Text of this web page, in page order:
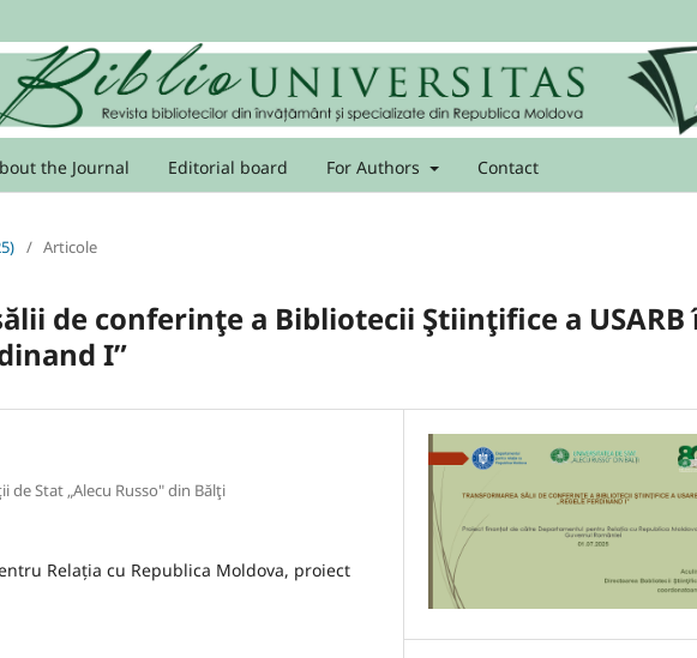
the Journal Editorial board For Authors Contact
/ Articole
de conferinţe a Bibliotecii Ştiinţifice a USARB
I”
Stat „Alecu Russo" din Bălţi
Relația cu Republica Moldova, proiect